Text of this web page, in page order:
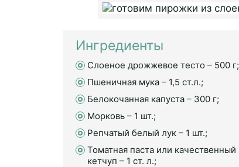
Ингредиенты
Слоеное дрожжевое тесто – 500 г;
Пшеничная мука – 1,5 ст.л.;
Белокочанная капуста – 300 г;
Морковь – 1 шт.;
Репчатый белый лук – 1 шт.;
Томатная паста или качественный
кетчуп – 1 ст. л.;